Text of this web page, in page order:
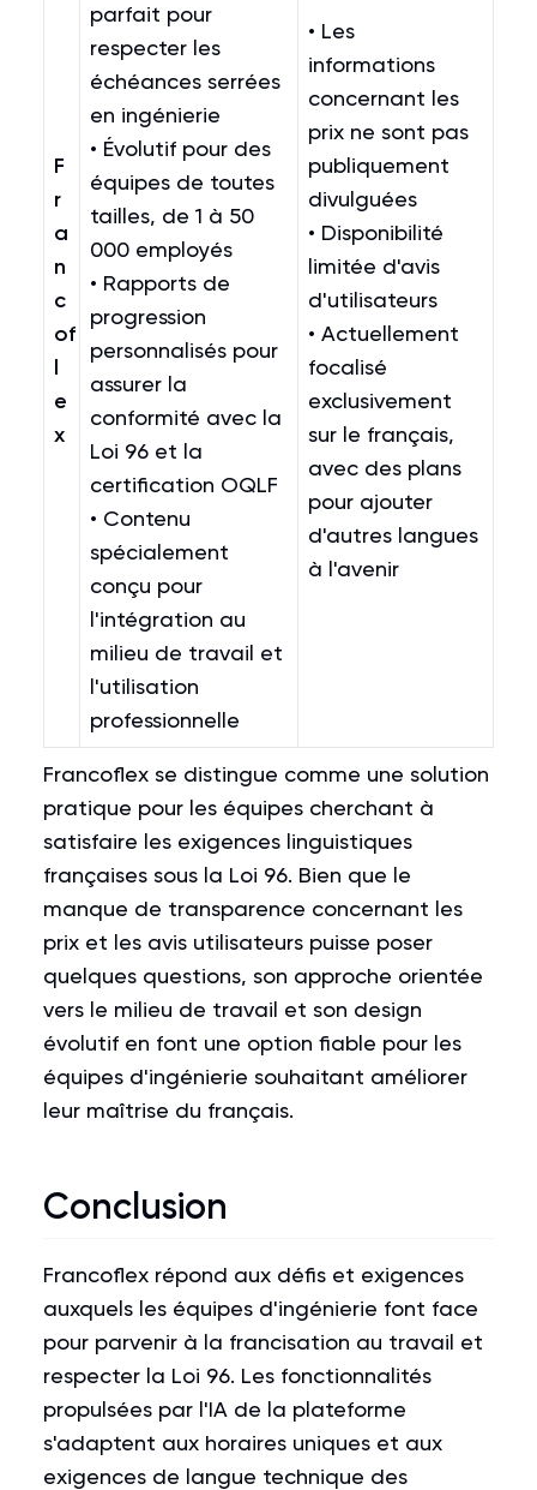
F
r
a
n
c
of
l
e
x
parfait pour
respecter les
échéances serrées
en ingénierie
• Évolutif pour des
équipes de toutes
tailles, de 1 à 50
000 employés
• Rapports de
progression
personnalisés pour
assurer la
conformité avec la
Loi 96 et la
certification OQLF
• Contenu
spécialement
conçu pour
l'intégration au
milieu de travail et
l'utilisation
professionnelle
• Les
informations
concernant les
prix ne sont pas
publiquement
divulguées
• Disponibilité
limitée d'avis
d'utilisateurs
• Actuellement
focalisé
exclusivement
sur le français,
avec des plans
pour ajouter
d'autres langues
à l'avenir
Francoflex se distingue comme une solution
pratique pour les équipes cherchant à
satisfaire les exigences linguistiques
françaises sous la Loi 96. Bien que le
manque de transparence concernant les
prix et les avis utilisateurs puisse poser
quelques questions, son approche orientée
vers le milieu de travail et son design
évolutif en font une option fiable pour les
équipes d'ingénierie souhaitant améliorer
leur maîtrise du français.
Conclusion
Francoflex répond aux défis et exigences
auxquels les équipes d'ingénierie font face
pour parvenir à la francisation au travail et
respecter la Loi 96. Les fonctionnalités
propulsées par l'IA de la plateforme
s'adaptent aux horaires uniques et aux
exigences de langue technique des